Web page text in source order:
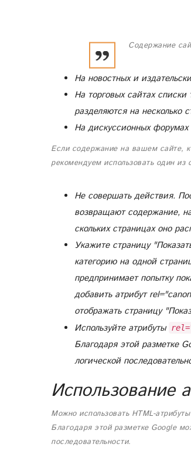
Содержание
На новостных и
На торговых сайтах
разделяются на несколько
На дискуссионных форумах
Если содержание на вашем сайте,
рекомендуем использовать один
Не совершать действия.
возвращают содержание,
скольких страницах оно
Укажите страницу
категорию на одной
предпринимает попытку
добавить атрибут
отображать страницу
Используйте атрибуты
Благодаря этой разметке
логической
Использование
Можно использовать HTML-атрибуты
Благодаря этой разметке Google
последовательности.